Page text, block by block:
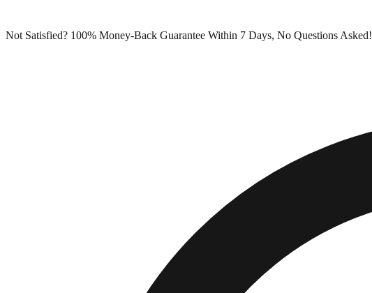
Not Satisfied? 100% Money-Back Guarantee Within 7 Days, No Questions Asked!